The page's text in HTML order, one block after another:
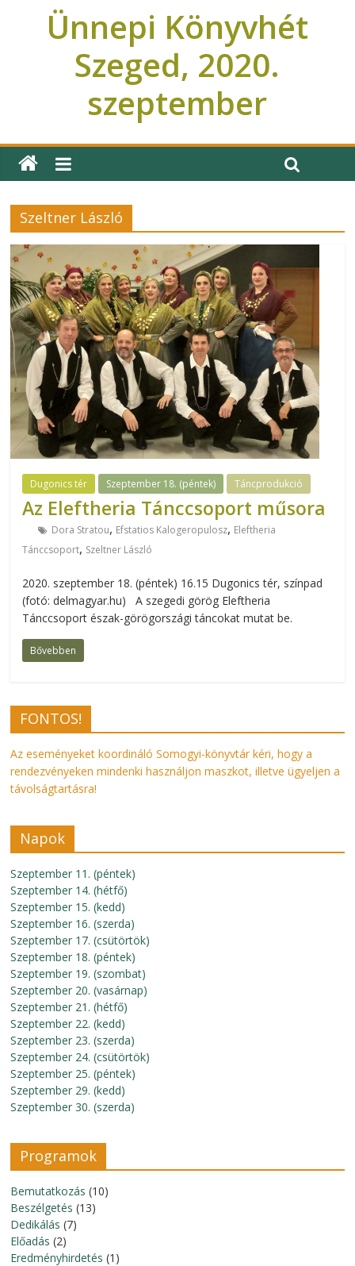
Ünnepi Könyvhét
Szeged, 2020.
szeptember
Szeltner László
Dugonics tér Szeptember 18. (péntek) Táncprodukció
Az Eleftheria Tánccsoport műsora
Dora Stratou, Efstatios Kalogeropulosz, Eleftheria
Tánccsoport, Szeltner László
2020. szeptember 18. (péntek) 16.15 Dugonics tér, színpad
(fotó: delmagyar.hu) A szegedi görög Eleftheria
Tánccsoport észak-görögországi táncokat mutat be.
Bővebben
FONTOS!
Az eseményeket koordináló Somogyi-könyvtár kéri, hogy a
rendezvényeken mindenki használjon maszkot, illetve ügyeljen a
távolságtartásra!
Napok
Szeptember 11. (péntek)
Szeptember 14. (hétfő)
Szeptember 15. (kedd)
Szeptember 16. (szerda)
Szeptember 17. (csütörtök)
Szeptember 18. (péntek)
Szeptember 19. (szombat)
Szeptember 20. (vasárnap)
Szeptember 21. (hétfő)
Szeptember 22. (kedd)
Szeptember 23. (szerda)
Szeptember 24. (csütörtök)
Szeptember 25. (péntek)
Szeptember 29. (kedd)
Szeptember 30. (szerda)
Programok
Bemutatkozás (10)
Beszélgetés (13)
Dedikálás (7)
Előadás (2)
Eredményhirdetés (1)